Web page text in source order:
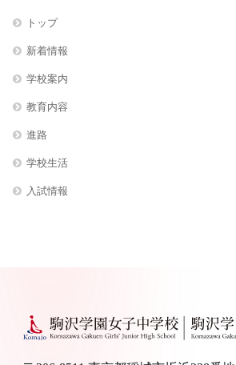
トップ
新着情報
学校案内
教育内容
進路
学校生活
入試情報